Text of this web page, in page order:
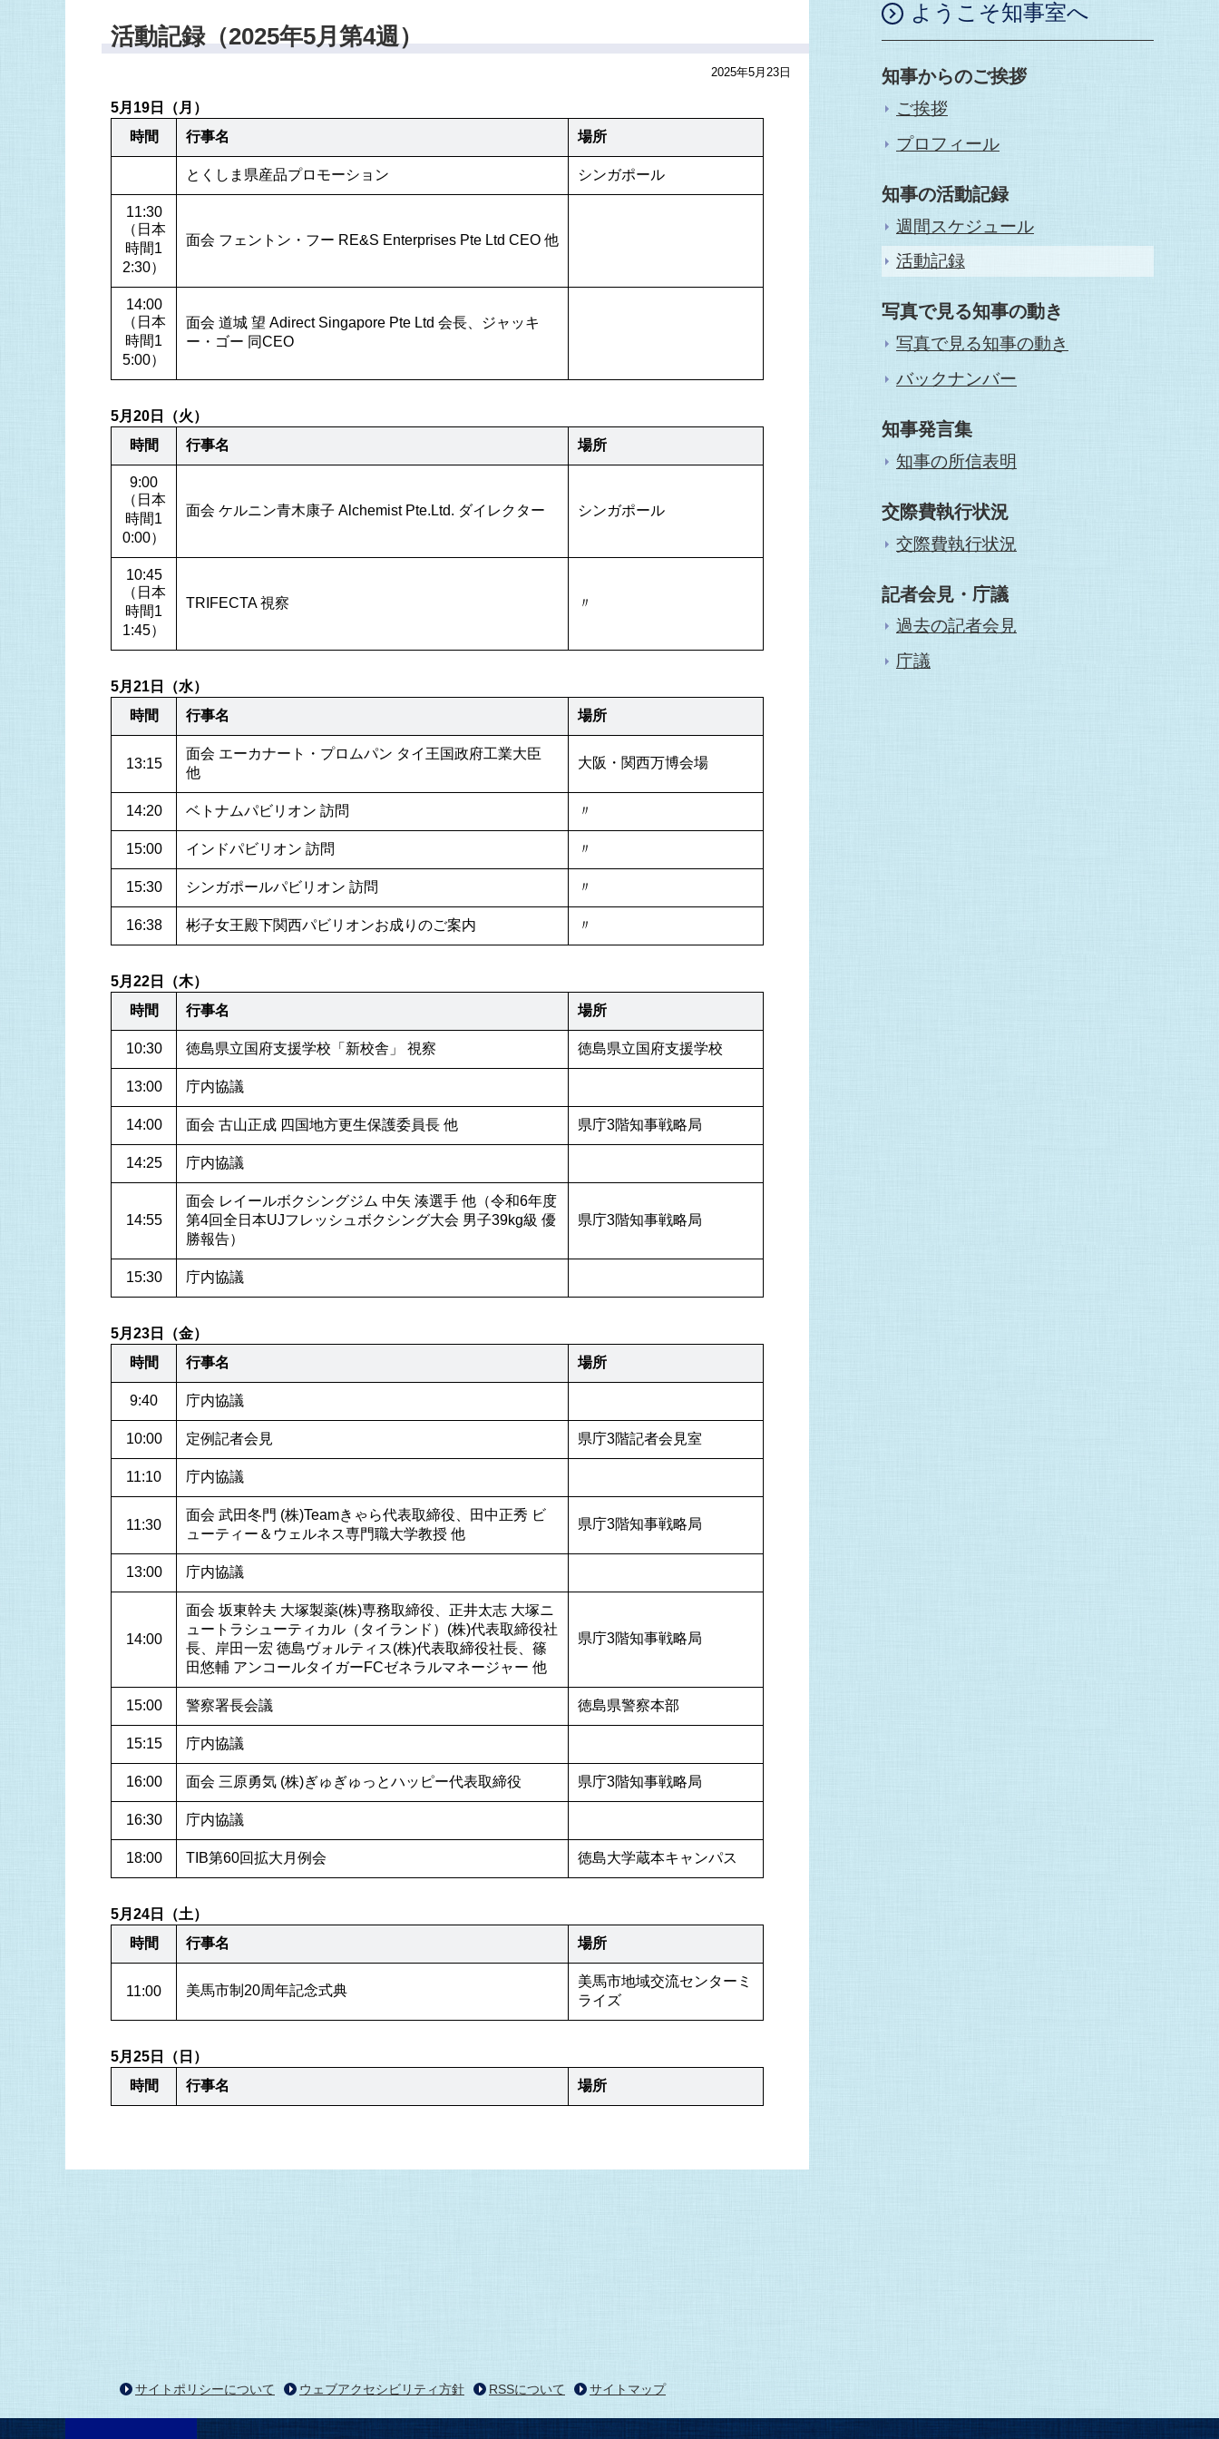
活動記録（2025年5月第4週）
2025年5月23日
5月19日（月）
時間
行事名 場所
とくしま県産品プロモーション シンガポール
11:30
（日本
時間1
2:30）
面会 フェントン・フー RE&S Enterprises Pte Ltd CEO 他
14:00
（日本
時間1
5:00）
面会 道城 望 Adirect Singapore Pte Ltd 会長、ジャッキ
ー・ゴー 同CEO
5月20日（火）
時間
行事名 場所
9:00
（日本
時間1
0:00）
面会 ケルニン青木康子 Alchemist Pte.Ltd. ダイレクター シンガポール
10:45
（日本
時間1
1:45）
TRIFECTA 視察 〃
5月21日（水）
時間
行事名 場所
13:15
面会 エーカナート・プロムパン タイ王国政府工業大臣
他
大阪・関西万博会場
14:20 ベトナムパビリオン 訪問 〃
15:00 インドパビリオン 訪問 〃
15:30 シンガポールパビリオン 訪問 〃
16:38 彬子女王殿下関西パビリオンお成りのご案内 〃
5月22日（木）
時間
行事名 場所
10:30 徳島県立国府支援学校「新校舎」 視察 徳島県立国府支援学校
13:00 庁内協議
14:00 面会 古山正成 四国地方更生保護委員長 他 県庁3階知事戦略局
14:25 庁内協議
14:55
面会 レイールボクシングジム 中矢 湊選手 他（令和6年度
第4回全日本UJフレッシュボクシング大会 男子39kg級 優
勝報告）
県庁3階知事戦略局
15:30 庁内協議
5月23日（金）
時間
行事名 場所
9:40 庁内協議
10:00 定例記者会見 県庁3階記者会見室
11:10 庁内協議
11:30
面会 武田冬門 (株)Teamきゃら代表取締役、田中正秀 ビ
ューティー＆ウェルネス専門職大学教授 他
県庁3階知事戦略局
13:00 庁内協議
14:00
面会 坂東幹夫 大塚製薬(株)専務取締役、正井太志 大塚ニ
ュートラシューティカル（タイランド）(株)代表取締役社
長、岸田一宏 徳島ヴォルティス(株)代表取締役社長、篠
田悠輔 アンコールタイガーFCゼネラルマネージャー 他
県庁3階知事戦略局
15:00 警察署長会議 徳島県警察本部
15:15 庁内協議
16:00 面会 三原勇気 (株)ぎゅぎゅっとハッピー代表取締役 県庁3階知事戦略局
16:30 庁内協議
18:00 TIB第60回拡大月例会 徳島大学蔵本キャンパス
5月24日（土）
時間
行事名 場所
11:00 美馬市制20周年記念式典
美馬市地域交流センターミ
ライズ
5月25日（日）
時間
行事名 場所
ようこそ知事室へ
知事からのご挨拶
ご挨拶
プロフィール
知事の活動記録
週間スケジュール
活動記録
写真で見る知事の動き
写真で見る知事の動き
バックナンバー
知事発言集
知事の所信表明
交際費執行状況
交際費執行状況
記者会見・庁議
過去の記者会見
庁議
サイトポリシーについて ウェブアクセシビリティ方針 RSSについて サイトマップ